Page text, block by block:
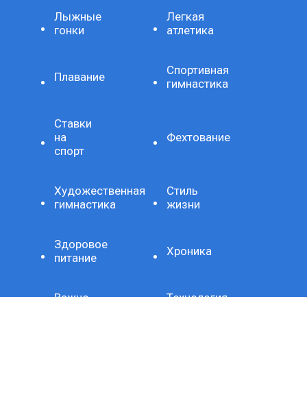
Лыжные
гонки
Легкая
атлетика
Плавание
Спортивная
гимнастика
Ставки
на
спорт
Фехтование
Художественная
гимнастика
Стиль
жизни
Здоровое
питание
Хроника
Важно Технология